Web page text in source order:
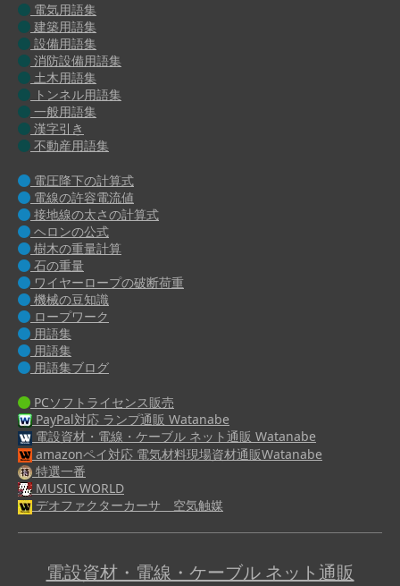
電気用語集
建築用語集
設備用語集
消防設備用語集
土木用語集
トンネル用語集
一般用語集
漢字引き
不動産用語集
電圧降下の計算式
電線の許容電流値
接地線の太さの計算式
ヘロンの公式
樹木の重量計算
石の重量
ワイヤーロープの破断荷重
機械の豆知識
ロープワーク
用語集
用語集
用語集ブログ
PCソフトライセンス販売
PayPal対応 ランプ通販 Watanabe
電設資材・電線・ケーブル ネット通販 Watanabe
amazonペイ対応 電気材料現場資材通販Watanabe
特選一番
MUSIC WORLD
デオファクターカーサ 空気触媒
電設資材・電線・ケーブル ネット通販